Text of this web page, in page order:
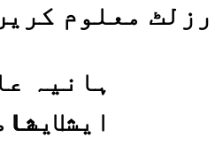
رزلٹ معلوم
ہانیہ
ایشا